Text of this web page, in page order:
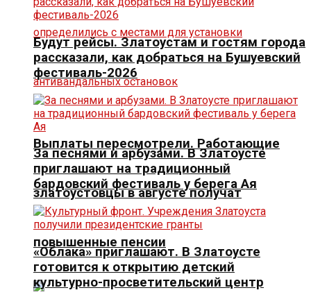
Выплаты пересмотрели. Работающие
златоустовцы в августе получат
повышенные пенсии
Будут рейсы. Златоустам и гостям города
рассказали, как добраться на Бушуевский
фестиваль-2026
За песнями и арбузами. В Златоусте
приглашают на традиционный
бардовский фестиваль у берега Ая
«Облака» приглашают. В Златоусте
готовится к открытию детский
культурно-просветительский центр